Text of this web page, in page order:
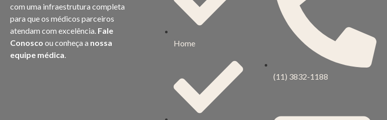
com uma infraestrutura completa
para que os médicos parceiros
atendam com excelência. Fale
Conosco ou conheça a nossa
equipe médica.
Home
(11) 3832-1188